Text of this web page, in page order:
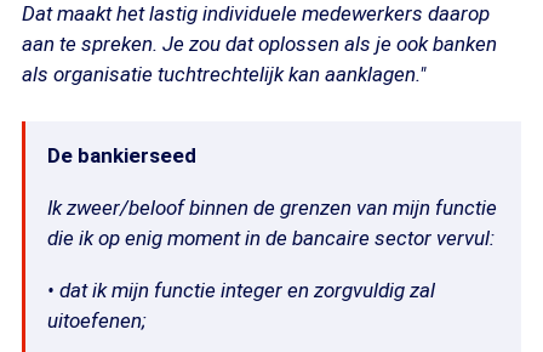
Dat maakt het lastig individuele medewerkers daarop
aan te spreken. Je zou dat oplossen als je ook banken
als organisatie tuchtrechtelijk kan aanklagen."
De bankierseed
Ik zweer/beloof binnen de grenzen van mijn functie
die ik op enig moment in de bancaire sector vervul:
• dat ik mijn functie integer en zorgvuldig zal
uitoefenen;